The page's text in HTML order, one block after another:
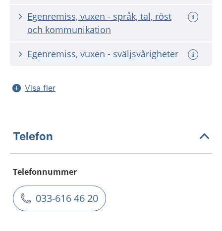
Egenremiss, vuxen - språk, tal, röst
och kommunikation
Egenremiss, vuxen - sväljsvårigheter
Visa fler
Telefon
Telefonnummer
033-616 46 20